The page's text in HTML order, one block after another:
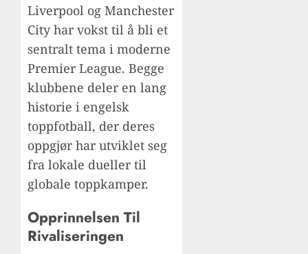
Liverpool og Manchester
City har vokst til å bli et
sentralt tema i moderne
Premier League. Begge
klubbene deler en lang
historie i engelsk
toppfotball, der deres
oppgjør har utviklet seg
fra lokale dueller til
globale toppkamper.
Opprinnelsen Til
Rivaliseringen